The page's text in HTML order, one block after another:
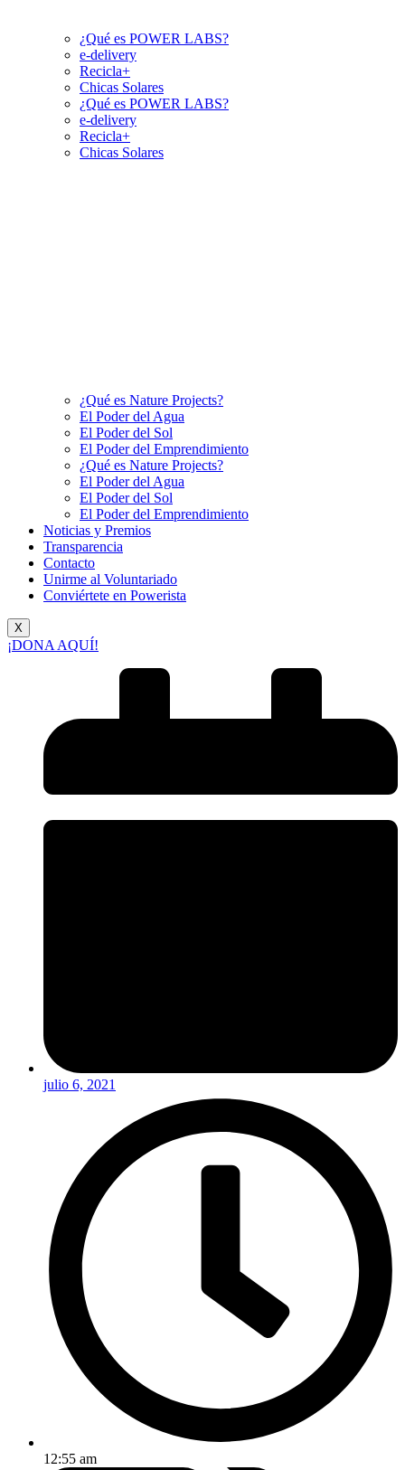
¿Qué es POWER LABS?
e-delivery
Recicla+
Chicas Solares
¿Qué es POWER LABS?
e-delivery
Recicla+
Chicas Solares
¿Qué es Nature Projects?
El Poder del Agua
El Poder del Sol
El Poder del Emprendimiento
¿Qué es Nature Projects?
El Poder del Agua
El Poder del Sol
El Poder del Emprendimiento
Noticias y Premios
Transparencia
Contacto
Unirme al Voluntariado
Conviértete en Powerista
X
¡DONA AQUÍ!
julio 6, 2021
12:55 am